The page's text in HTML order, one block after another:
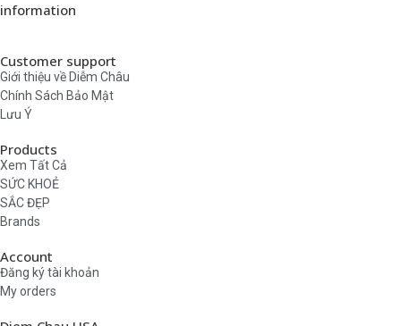
information
Customer support
Giới thiệu về Diễm Châu
Chính Sách Bảo Mật
Lưu Ý
Products
Xem Tất Cả
SỨC KHOẺ
SẮC ĐẸP
Brands
Account
Đăng ký tài khoản
My orders